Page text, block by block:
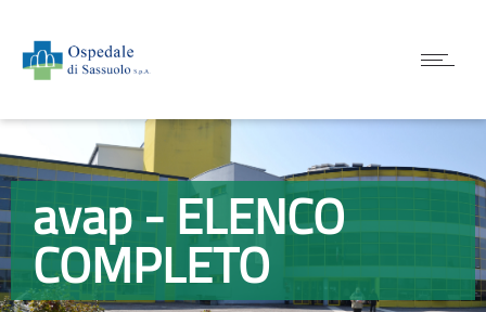
avap - ELENCO
COMPLETO